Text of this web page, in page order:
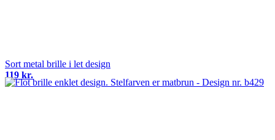
Sort metal brille i let design
119 kr.